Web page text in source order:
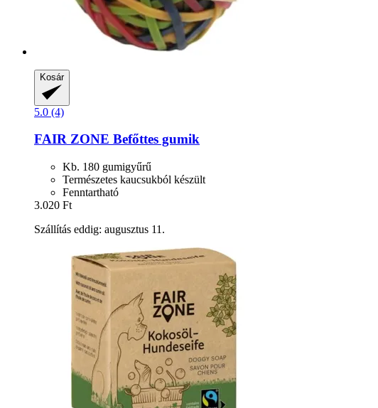
Kosár
5.0 (4)
FAIR ZONE Befőttes gumik
Kb. 180 gumigyűrű
Természetes kaucsukból készült
Fenntartható
3.020 Ft
Szállítás eddig: augusztus 11.